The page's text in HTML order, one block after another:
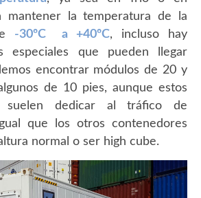
mantener la temperatura de la
-30ºC a +40ºC, incluso hay
especiales que pueden llegar
encontrar módulos de 20 y
de 10 pies, aunque estos
dedicar al tráfico de
que los otros contenedores
normal o ser high cube.